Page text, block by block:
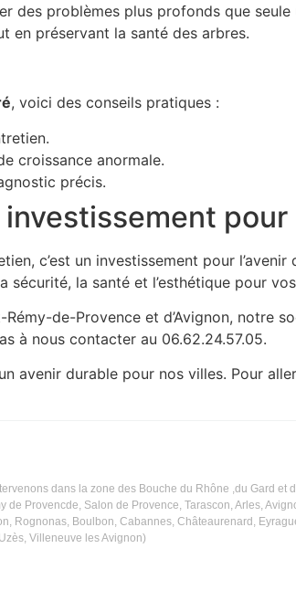
des problèmes plus profonds que
en préservant la santé des arbres.
, voici des conseils pratiques :
croissance anormale.
précis.
pour
c’est un investissement pour
sécurité, la santé et l’esthétique pour
de-Provence et d’Avignon, notre
à nous contacter au 06.62.24.57.05.
avenir durable pour nos villes. Pour
dans la zone des Bouche du Rhône ,du Gard et
de Provencde, Salon de Provence, Tarascon, Arles,
Rognonas, Boulbon, Cabannes, Châteaurenard,
Villeneuve les Avignon)